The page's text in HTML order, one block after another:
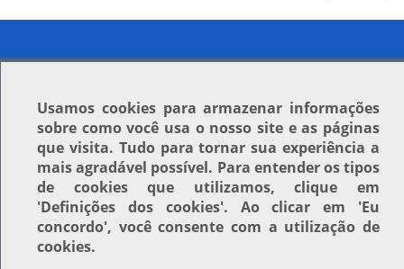
Usamos cookiespara armazenar informações
sobre como você usa o nosso site e as páginas
que visita. Tudo para tornar sua experiência a
mais agradável possível. Para entender os tipos
de cookies que utilizamos, clique em
'Definições dos cookies'. Ao clicar em 'Eu
concordo', você consente com a utilização de
cookies.